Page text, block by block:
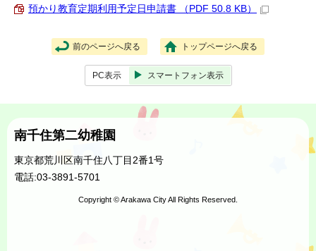
預かり教育定期利用予定日申請書 （PDF 50.8 KB）
前のページへ戻る トップページへ戻る
PC表示 スマートフォン表示
南千住第二幼稚園
東京都荒川区南千住八丁目2番1号
電話:03-3891-5701
Copyright © Arakawa City All Rights Reserved.